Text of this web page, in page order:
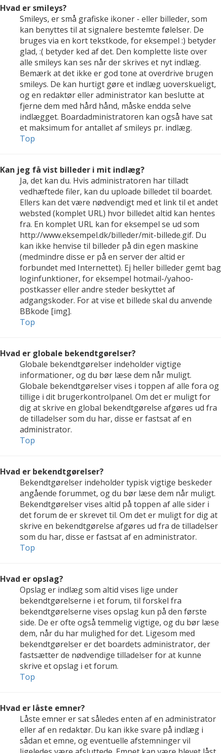
Hvad er smileys?
Smileys, er små grafiske ikoner - eller billeder, som
kan benyttes til at signalere bestemte følelser. De
bruges via en kort tekstkode, for eksempel :) betyder
glad, :( betyder ked af det. Den komplette liste over
alle smileys kan ses når der skrives et nyt indlæg.
Bemærk at det ikke er god tone at overdrive brugen
smileys. De kan hurtigt gøre et indlæg uoverskueligt,
og en redaktør eller administrator kan beslutte at
fjerne dem med hård hånd, måske endda selve
indlægget. Boardadministratoren kan også have sat
et maksimum for antallet af smileys pr. indlæg.
Top
Kan jeg få vist billeder i mit indlæg?
Ja, det kan du. Hvis administratoren har tilladt
vedhæftede filer, kan du uploade billedet til boardet.
Ellers kan det være nødvendigt med et link til et andet
websted (komplet URL) hvor billedet altid kan hentes
fra. En komplet URL kan for eksempel se ud som
http://www.eksempel.dk/billeder/mit-billede.gif. Du
kan ikke henvise til billeder på din egen maskine
(medmindre disse er på en server der altid er
forbundet med Internettet). Ej heller billeder gemt bag
loginfunktioner, for eksempel hotmail-/yahoo-
postkasser eller andre steder beskyttet af
adgangskoder. For at vise et billede skal du anvende
BBkode [img].
Top
Hvad er globale bekendtgørelser?
Globale bekendtgørelser indeholder vigtige
informationer, og du bør læse dem når muligt.
Globale bekendtgørelser vises i toppen af alle fora og
tillige i dit brugerkontrolpanel. Om det er muligt for
dig at skrive en global bekendtgørelse afgøres ud fra
de tilladelser som du har, disse er fastsat af en
administrator.
Top
Hvad er bekendtgørelser?
Bekendtgørelser indeholder typisk vigtige beskeder
angående forummet, og du bør læse dem når muligt.
Bekendtgørelser vises altid på toppen af alle sider i
det forum de er skrevet til. Om det er muligt for dig at
skrive en bekendtgørelse afgøres ud fra de tilladelser
som du har, disse er fastsat af en administrator.
Top
Hvad er opslag?
Opslag er indlæg som altid vises lige under
bekendtgørelserne i et forum, til forskel fra
bekendtgørelserne vises opslag kun på den første
side. De er ofte også temmelig vigtige, og du bør læse
dem, når du har mulighed for det. Ligesom med
bekendtgørelser er det boardets administrator, der
fastsætter de nødvendige tilladelser for at kunne
skrive et opslag i et forum.
Top
Hvad er låste emner?
Låste emner er sat således enten af en administrator
eller af en redaktør. Du kan ikke svare på indlæg i
sådan et emne, og eventuelle afstemninger vil